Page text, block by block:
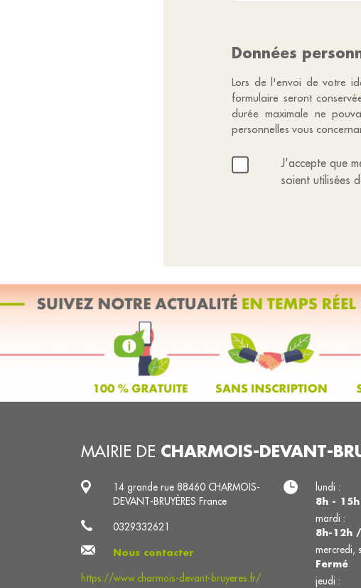
Données
Lors de l'envoi de votre
formulaire seront
durée maximale ne
personnelles vous
J'accepte que
soient utilisées
MAIRIE DE CHARMOIS-DEVANT-
14 grande rue 88460 CHARMOIS-
DEVANT-BRUYÈRES France
0329332621
Nous contacter
https://www.charmois-devant-bruyeres.fr/
lundi :
8h - 15h
mardi :
8h-12h
mercredi,
Fermé
jeudi :